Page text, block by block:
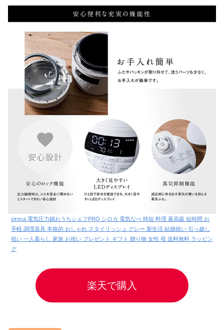
siroca 電気圧力鍋おうちシェフPRO シロカ 電気なべ 時短 料理 最高級 短時間 お
手軽 調理器具 本格的 おしゃれ スタイリッシュ グレー 新生活 結婚祝い 引っ越し
祝い 一人暮らし 家族 お祝い プレゼント ギフト 贈り物 女性 母 送料無料 ラッピン
グ
楽天で購入